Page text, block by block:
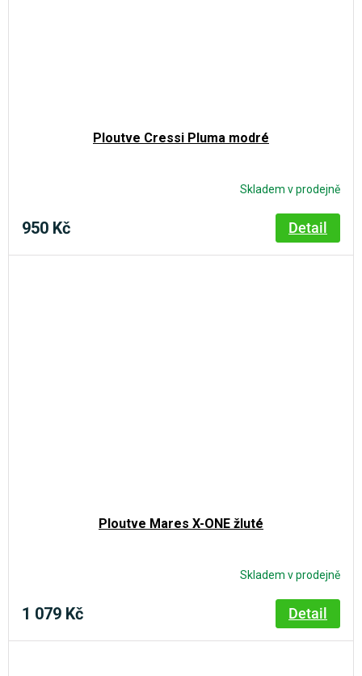
Ploutve Cressi Pluma modré
produktu
je
4,8
Skladem v prodejně
950 Kč Detail
Ploutve Mares X-ONE žluté
Skladem v prodejně
1 079 Kč Detail